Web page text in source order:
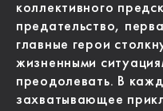
коллективного
предательство,
главные герои
жизненными
преодолевать. В
захватывающее